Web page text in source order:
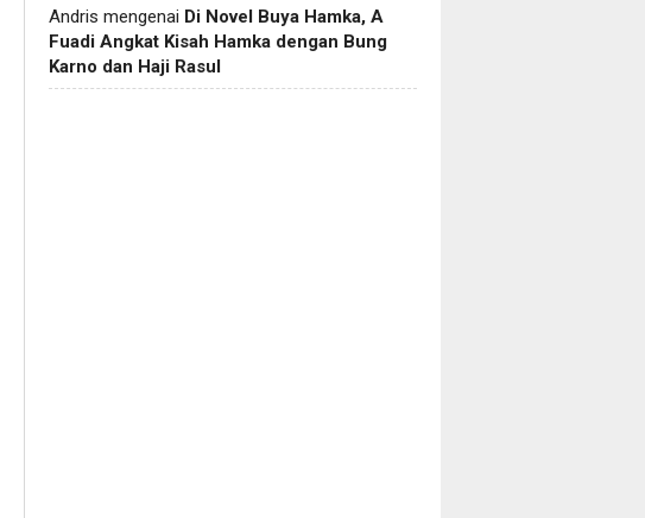
Andris mengenai Di Novel Buya Hamka, A
Fuadi Angkat Kisah Hamka dengan Bung
Karno dan Haji Rasul